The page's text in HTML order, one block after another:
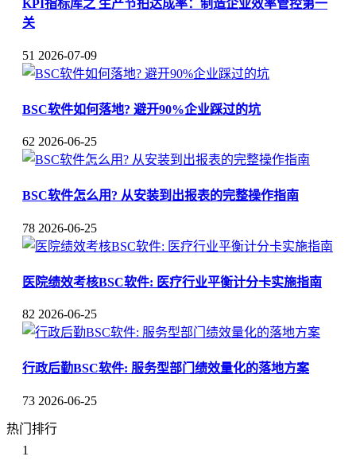
KPI指标库之 生产节拍达成率：制造企业效率管控第一
关
51 2026-07-09
BSC软件如何落地? 避开90%企业踩过的坑
62 2026-06-25
BSC软件怎么用? 从安装到出报表的完整操作指南
78 2026-06-25
医院绩效考核BSC软件: 医疗行业平衡计分卡实施指南
82 2026-06-25
行政后勤BSC软件: 服务型部门绩效量化的落地方案
73 2026-06-25
热门排行
1